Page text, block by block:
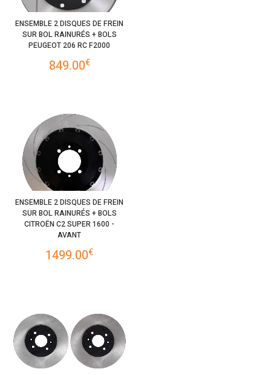
ENSEMBLE 2 DISQUES DE FREIN
SUR BOL RAINURÉS + BOLS
PEUGEOT 206 RC F2000
849.00€
ENSEMBLE 2 DISQUES DE FREIN
SUR BOL RAINURÉS + BOLS
CITROËN C2 SUPER 1600 -
AVANT
1499.00€